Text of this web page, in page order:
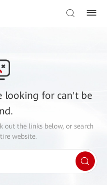
looking for can't be
out the links below, or search
website.